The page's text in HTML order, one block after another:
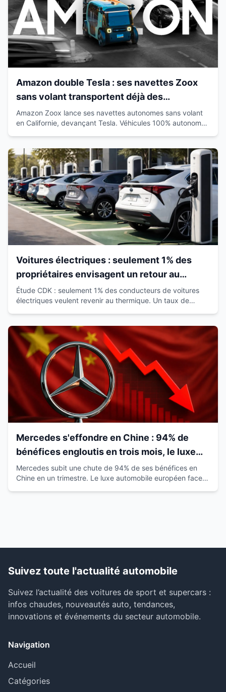
Amazon double Tesla : ses navettes Zoox
sans volant transportent déjà des
passagers en Californie
Amazon Zoox lance ses navettes autonomes sans volant
en Californie, devançant Tesla. Véhicules 100% autonomes
Voitures électriques : seulement 1% des
propriétaires envisagent un retour au
thermique
Étude CDK : seulement 1% des conducteurs de voitures
électriques veulent revenir au thermique. Un taux de
Mercedes s'effondre en Chine : 94% de
bénéfices engloutis en trois mois, le luxe
européen vacille
Mercedes subit une chute de 94% de ses bénéfices en
Chine en un trimestre. Le luxe automobile européen face à
Suivez toute l'actualité automobile
Suivez l’actualité des voitures de sport et supercars :
infos chaudes, nouveautés auto, tendances,
innovations et événements du secteur automobile.
Navigation
Accueil
Catégories